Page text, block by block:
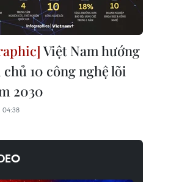
Việt Nam hướng
10 công nghệ lõi
2030